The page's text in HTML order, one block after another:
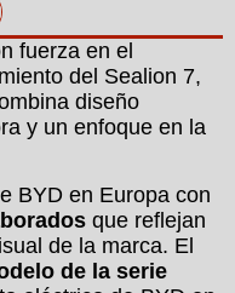
fuerza en el
del Sealion 7,
diseño
y un enfoque en la
BYD en Europa con
que reflejan
de la marca. El
de la serie